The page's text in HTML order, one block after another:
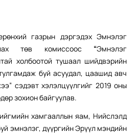
газрын дэргэдэх Эмнэлэг
төв комиссоос “Эмнэлэг
холбоотой тушаал шийдвэрийн
буй асуудал, цаашид авч
сэдэвт хэлэлцүүлгийг 2019 оны
зохион байгуулав.
хамгааллын яам, Нийслэлд
эмнэлэг, дүүргийн Эрүүл мэндийн